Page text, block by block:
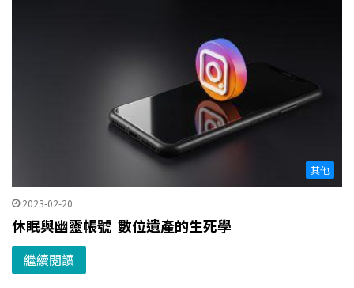
其他
2023-02-20
休眠與幽靈帳號 數位遺產的生死學
繼續閱讀